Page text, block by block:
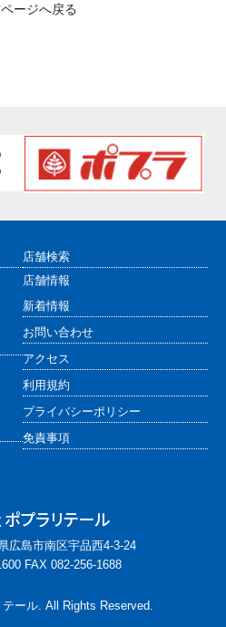
ージへ戻る
店舗検索
店舗情報
新着情報
お問い合わせ
アクセス
利用規約
プライバシーポリシー
免責事項
プラリテール
広島市南区宇品西4-3-24
FAX 082-256-1688
テール. All Rights Reserved.